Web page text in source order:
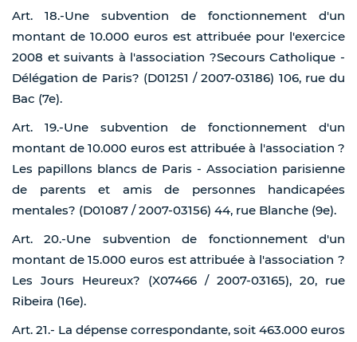
Art. 18.-Une subvention de fonctionnement d'un
montant de 10.000 euros est attribuée pour l'exercice
2008 et suivants à l'association ?Secours Catholique -
Délégation de Paris? (D01251 / 2007-03186) 106, rue du
Bac (7e).
Art. 19.-Une subvention de fonctionnement d'un
montant de 10.000 euros est attribuée à l'association ?
Les papillons blancs de Paris - Association parisienne
de parents et amis de personnes handicapées
mentales? (D01087 / 2007-03156) 44, rue Blanche (9e).
Art. 20.-Une subvention de fonctionnement d'un
montant de 15.000 euros est attribuée à l'association ?
Les Jours Heureux? (X07466 / 2007-03165), 20, rue
Ribeira (16e).
Art. 21.- La dépense correspondante, soit 463.000 euros